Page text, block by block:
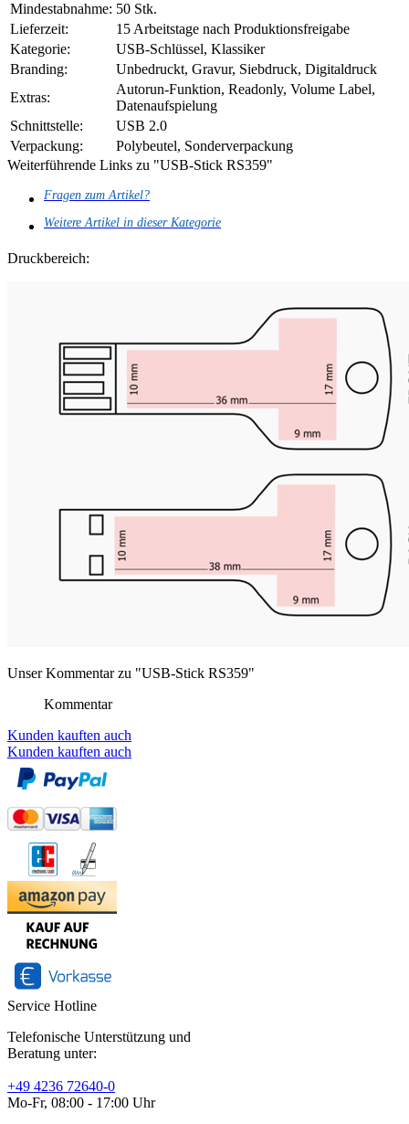
Mindestabnahme: 50 Stk.
Lieferzeit:
15 Arbeitstage nach Produktionsfreigabe
Kategorie:
USB-Schlüssel, Klassiker
Branding:
Unbedruckt, Gravur, Siebdruck, Digitaldruck
Extras:
Autorun-Funktion, Readonly, Volume Label,
Datenaufspielung
Schnittstelle:
USB 2.0
Verpackung:
Polybeutel, Sonderverpackung
Weiterführende Links zu "USB-Stick RS359"
Fragen zum Artikel?
Weitere Artikel in dieser Kategorie
Druckbereich:
Unser Kommentar zu "USB-Stick RS359"
Kommentar
Kunden kauften auch
Kunden kauften auch
Service Hotline
Telefonische Unterstützung und
Beratung unter:
+49 4236 72640-0
Mo-Fr, 08:00 - 17:00 Uhr